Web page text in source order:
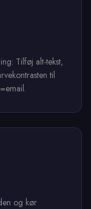
Tilføj alt-tekst,
til
og kør